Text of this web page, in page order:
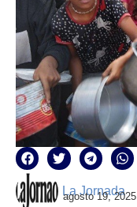
La Jornada
agosto 19, 2025